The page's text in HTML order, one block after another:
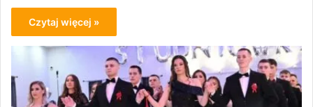
Czytaj więcej »